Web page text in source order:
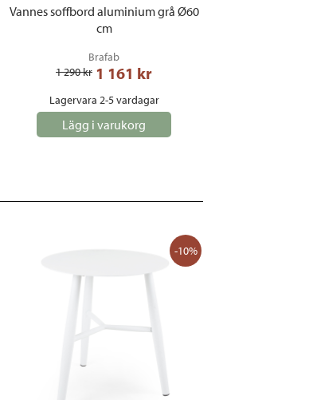
Vannes soffbord aluminium grå Ø60
cm
Brafab
1 290 kr 1 161 kr
Lagervara 2-5 vardagar
Lägg i varukorg
-10%